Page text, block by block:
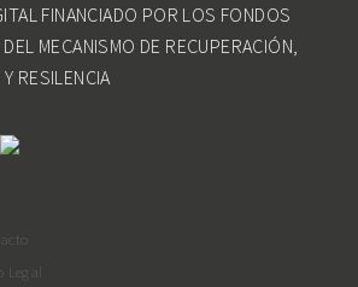
FINANCIADO POR LOS FONDOS
MECANISMO DE RECUPERACIÓN,
RESILENCIA
Legal